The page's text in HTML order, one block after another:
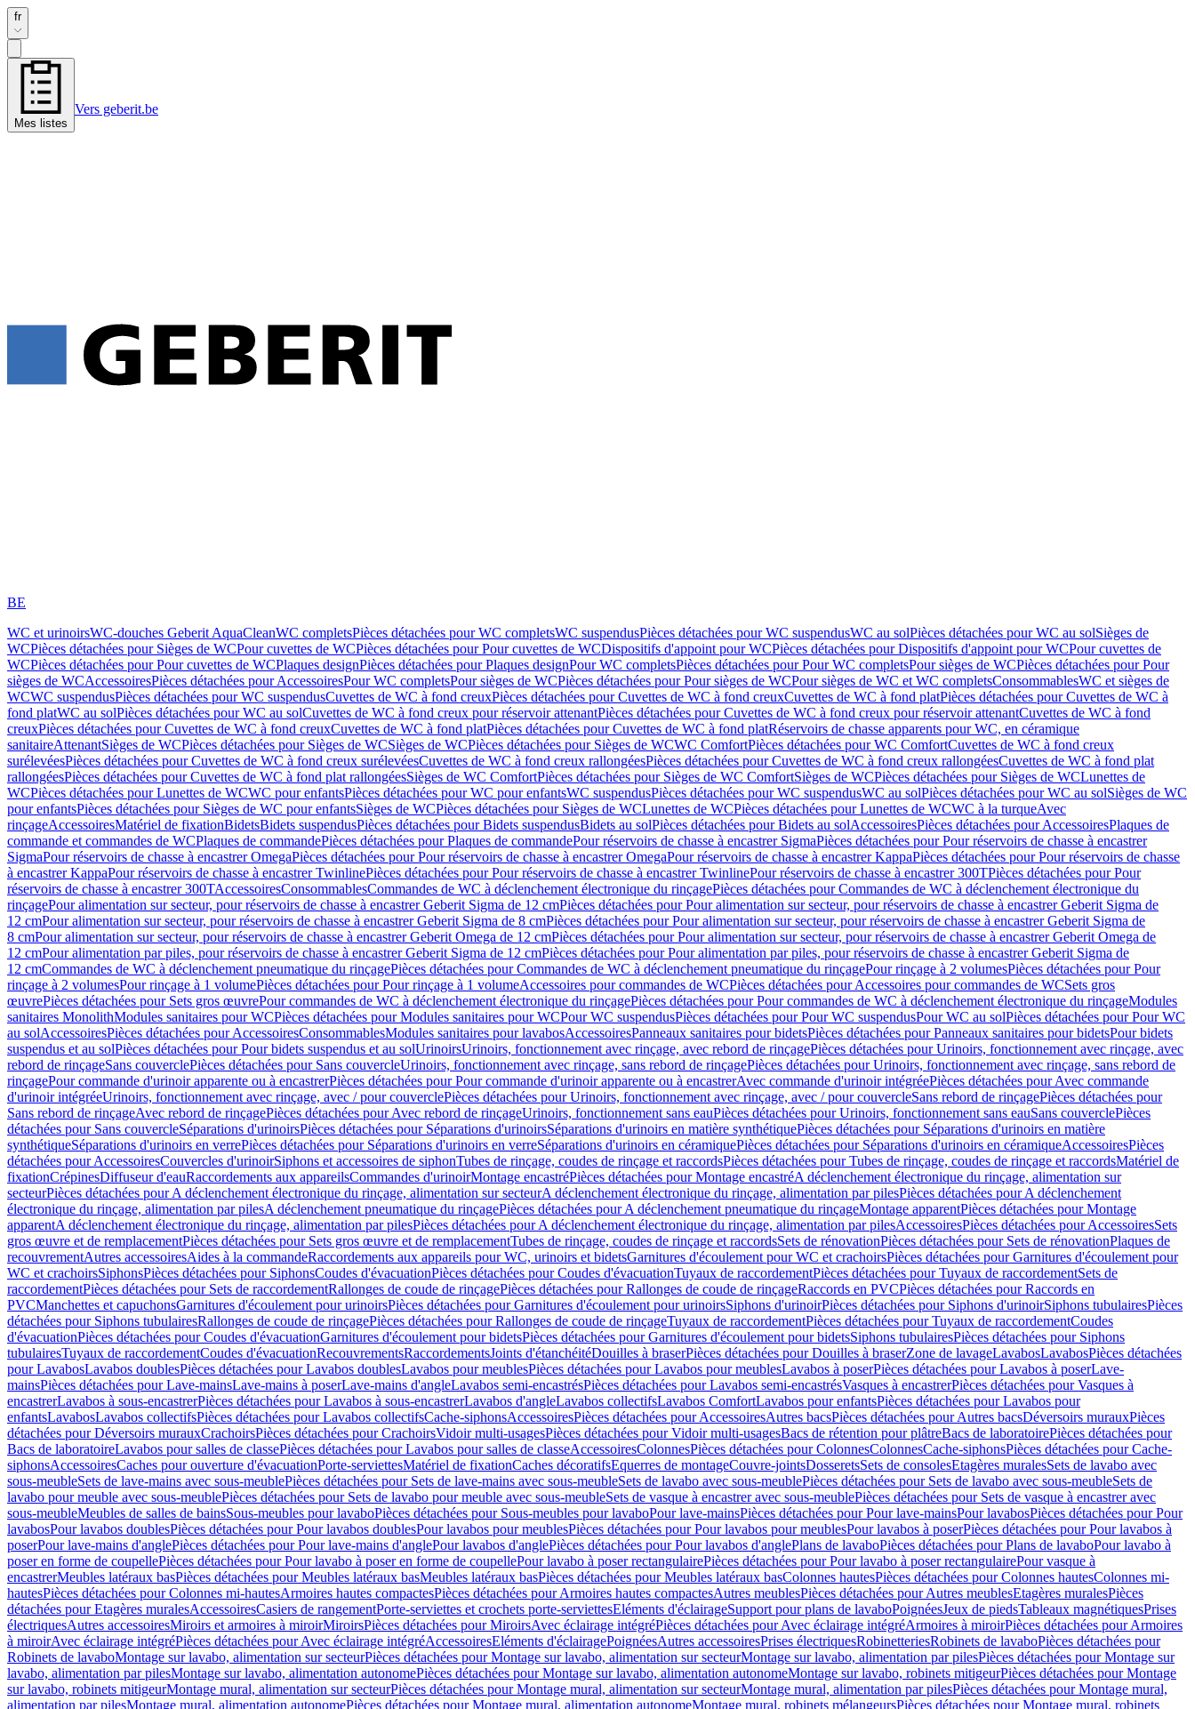
fr
Mes listes
Vers geberit.be
BE
WC et urinoirsWC-douches Geberit AquaCleanWC completsPièces détachées pour WC completsWC suspendusPièces détachées pour WC suspendusWC au solPièces détachées pour WC au solSièges de
WCPièces détachées pour Sièges de WCPour cuvettes de WCPièces détachées pour Pour cuvettes de WCDispositifs d'appoint pour WCPièces détachées pour Dispositifs d'appoint pour WCPour cuvettes de
WCPièces détachées pour Pour cuvettes de WCPlaques designPièces détachées pour Plaques designPour WC completsPièces détachées pour Pour WC completsPour sièges de WCPièces détachées pour Pour
sièges de WCAccessoiresPièces détachées pour AccessoiresPour WC completsPour sièges de WCPièces détachées pour Pour sièges de WCPour sièges de WC et WC completsConsommablesWC et sièges de
WCWC suspendusPièces détachées pour WC suspendusCuvettes de WC à fond creuxPièces détachées pour Cuvettes de WC à fond creuxCuvettes de WC à fond platPièces détachées pour Cuvettes de WC à
fond platWC au solPièces détachées pour WC au solCuvettes de WC à fond creux pour réservoir attenantPièces détachées pour Cuvettes de WC à fond creux pour réservoir attenantCuvettes de WC à fond
creuxPièces détachées pour Cuvettes de WC à fond creuxCuvettes de WC à fond platPièces détachées pour Cuvettes de WC à fond platRéservoirs de chasse apparents pour WC, en céramique
sanitaireAttenantSièges de WCPièces détachées pour Sièges de WCSièges de WCPièces détachées pour Sièges de WCWC ComfortPièces détachées pour WC ComfortCuvettes de WC à fond creux
surélevéesPièces détachées pour Cuvettes de WC à fond creux surélevéesCuvettes de WC à fond creux rallongéesPièces détachées pour Cuvettes de WC à fond creux rallongéesCuvettes de WC à fond plat
rallongéesPièces détachées pour Cuvettes de WC à fond plat rallongéesSièges de WC ComfortPièces détachées pour Sièges de WC ComfortSièges de WCPièces détachées pour Sièges de WCLunettes de
WCPièces détachées pour Lunettes de WCWC pour enfantsPièces détachées pour WC pour enfantsWC suspendusPièces détachées pour WC suspendusWC au solPièces détachées pour WC au solSièges de WC
pour enfantsPièces détachées pour Sièges de WC pour enfantsSièges de WCPièces détachées pour Sièges de WCLunettes de WCPièces détachées pour Lunettes de WCWC à la turqueAvec
rinçageAccessoiresMatériel de fixationBidetsBidets suspendusPièces détachées pour Bidets suspendusBidets au solPièces détachées pour Bidets au solAccessoiresPièces détachées pour AccessoiresPlaques de
commande et commandes de WCPlaques de commandePièces détachées pour Plaques de commandePour réservoirs de chasse à encastrer SigmaPièces détachées pour Pour réservoirs de chasse à encastrer
SigmaPour réservoirs de chasse à encastrer OmegaPièces détachées pour Pour réservoirs de chasse à encastrer OmegaPour réservoirs de chasse à encastrer KappaPièces détachées pour Pour réservoirs de chasse
à encastrer KappaPour réservoirs de chasse à encastrer TwinlinePièces détachées pour Pour réservoirs de chasse à encastrer TwinlinePour réservoirs de chasse à encastrer 300TPièces détachées pour Pour
réservoirs de chasse à encastrer 300TAccessoiresConsommablesCommandes de WC à déclenchement électronique du rinçagePièces détachées pour Commandes de WC à déclenchement électronique du
rinçagePour alimentation sur secteur, pour réservoirs de chasse à encastrer Geberit Sigma de 12 cmPièces détachées pour Pour alimentation sur secteur, pour réservoirs de chasse à encastrer Geberit Sigma de
12 cmPour alimentation sur secteur, pour réservoirs de chasse à encastrer Geberit Sigma de 8 cmPièces détachées pour Pour alimentation sur secteur, pour réservoirs de chasse à encastrer Geberit Sigma de
8 cmPour alimentation sur secteur, pour réservoirs de chasse à encastrer Geberit Omega de 12 cmPièces détachées pour Pour alimentation sur secteur, pour réservoirs de chasse à encastrer Geberit Omega de
12 cmPour alimentation par piles, pour réservoirs de chasse à encastrer Geberit Sigma de 12 cmPièces détachées pour Pour alimentation par piles, pour réservoirs de chasse à encastrer Geberit Sigma de
12 cmCommandes de WC à déclenchement pneumatique du rinçagePièces détachées pour Commandes de WC à déclenchement pneumatique du rinçagePour rinçage à 2 volumesPièces détachées pour Pour
rinçage à 2 volumesPour rinçage à 1 volumePièces détachées pour Pour rinçage à 1 volumeAccessoires pour commandes de WCPièces détachées pour Accessoires pour commandes de WCSets gros
œuvrePièces détachées pour Sets gros œuvrePour commandes de WC à déclenchement électronique du rinçagePièces détachées pour Pour commandes de WC à déclenchement électronique du rinçageModules
sanitaires MonolithModules sanitaires pour WCPièces détachées pour Modules sanitaires pour WCPour WC suspendusPièces détachées pour Pour WC suspendusPour WC au solPièces détachées pour Pour WC
au solAccessoiresPièces détachées pour AccessoiresConsommablesModules sanitaires pour lavabosAccessoiresPanneaux sanitaires pour bidetsPièces détachées pour Panneaux sanitaires pour bidetsPour bidets
suspendus et au solPièces détachées pour Pour bidets suspendus et au solUrinoirsUrinoirs, fonctionnement avec rinçage, avec rebord de rinçagePièces détachées pour Urinoirs, fonctionnement avec rinçage, avec
rebord de rinçageSans couverclePièces détachées pour Sans couvercleUrinoirs, fonctionnement avec rinçage, sans rebord de rinçagePièces détachées pour Urinoirs, fonctionnement avec rinçage, sans rebord de
rinçagePour commande d'urinoir apparente ou à encastrerPièces détachées pour Pour commande d'urinoir apparente ou à encastrerAvec commande d'urinoir intégréePièces détachées pour Avec commande
d'urinoir intégréeUrinoirs, fonctionnement avec rinçage, avec / pour couverclePièces détachées pour Urinoirs, fonctionnement avec rinçage, avec / pour couvercleSans rebord de rinçagePièces détachées pour
Sans rebord de rinçageAvec rebord de rinçagePièces détachées pour Avec rebord de rinçageUrinoirs, fonctionnement sans eauPièces détachées pour Urinoirs, fonctionnement sans eauSans couverclePièces
détachées pour Sans couvercleSéparations d'urinoirsPièces détachées pour Séparations d'urinoirsSéparations d'urinoirs en matière synthétiquePièces détachées pour Séparations d'urinoirs en matière
synthétiqueSéparations d'urinoirs en verrePièces détachées pour Séparations d'urinoirs en verreSéparations d'urinoirs en céramiquePièces détachées pour Séparations d'urinoirs en céramiqueAccessoiresPièces
détachées pour AccessoiresCouvercles d'urinoirSiphons et accessoires de siphonTubes de rinçage, coudes de rinçage et raccordsPièces détachées pour Tubes de rinçage, coudes de rinçage et raccordsMatériel de
fixationCrépinesDiffuseur d'eauRaccordements aux appareilsCommandes d'urinoirMontage encastréPièces détachées pour Montage encastréA déclenchement électronique du rinçage, alimentation sur
secteurPièces détachées pour A déclenchement électronique du rinçage, alimentation sur secteurA déclenchement électronique du rinçage, alimentation par pilesPièces détachées pour A déclenchement
électronique du rinçage, alimentation par pilesA déclenchement pneumatique du rinçagePièces détachées pour A déclenchement pneumatique du rinçageMontage apparentPièces détachées pour Montage
apparentA déclenchement électronique du rinçage, alimentation par pilesPièces détachées pour A déclenchement électronique du rinçage, alimentation par pilesAccessoiresPièces détachées pour AccessoiresSets
gros œuvre et de remplacementPièces détachées pour Sets gros œuvre et de remplacementTubes de rinçage, coudes de rinçage et raccordsSets de rénovationPièces détachées pour Sets de rénovationPlaques de
recouvrementAutres accessoiresAides à la commandeRaccordements aux appareils pour WC, urinoirs et bidetsGarnitures d'écoulement pour WC et crachoirsPièces détachées pour Garnitures d'écoulement pour
WC et crachoirsSiphonsPièces détachées pour SiphonsCoudes d'évacuationPièces détachées pour Coudes d'évacuationTuyaux de raccordementPièces détachées pour Tuyaux de raccordementSets de
raccordementPièces détachées pour Sets de raccordementRallonges de coude de rinçagePièces détachées pour Rallonges de coude de rinçageRaccords en PVCPièces détachées pour Raccords en
PVCManchettes et capuchonsGarnitures d'écoulement pour urinoirsPièces détachées pour Garnitures d'écoulement pour urinoirsSiphons d'urinoirPièces détachées pour Siphons d'urinoirSiphons tubulairesPièces
détachées pour Siphons tubulairesRallonges de coude de rinçagePièces détachées pour Rallonges de coude de rinçageTuyaux de raccordementPièces détachées pour Tuyaux de raccordementCoudes
d'évacuationPièces détachées pour Coudes d'évacuationGarnitures d'écoulement pour bidetsPièces détachées pour Garnitures d'écoulement pour bidetsSiphons tubulairesPièces détachées pour Siphons
tubulairesTuyaux de raccordementCoudes d'évacuationRecouvrementsRaccordementsJoints d'étanchéitéDouilles à braserPièces détachées pour Douilles à braserZone de lavageLavabosLavabosPièces détachées
pour LavabosLavabos doublesPièces détachées pour Lavabos doublesLavabos pour meublesPièces détachées pour Lavabos pour meublesLavabos à poserPièces détachées pour Lavabos à poserLave-
mainsPièces détachées pour Lave-mainsLave-mains à poserLave-mains d'angleLavabos semi-encastrésPièces détachées pour Lavabos semi-encastrésVasques à encastrerPièces détachées pour Vasques à
encastrerLavabos à sous-encastrerPièces détachées pour Lavabos à sous-encastrerLavabos d'angleLavabos collectifsLavabos ComfortLavabos pour enfantsPièces détachées pour Lavabos pour
enfantsLavabosLavabos collectifsPièces détachées pour Lavabos collectifsCache-siphonsAccessoiresPièces détachées pour AccessoiresAutres bacsPièces détachées pour Autres bacsDéversoirs murauxPièces
détachées pour Déversoirs murauxCrachoirsPièces détachées pour CrachoirsVidoir multi-usagesPièces détachées pour Vidoir multi-usagesBacs de rétention pour plâtreBacs de laboratoirePièces détachées pour
Bacs de laboratoireLavabos pour salles de classePièces détachées pour Lavabos pour salles de classeAccessoiresColonnesPièces détachées pour ColonnesColonnesCache-siphonsPièces détachées pour Cache-
siphonsAccessoiresCaches pour ouverture d'évacuationPorte-serviettesMatériel de fixationCaches décoratifsEquerres de montageCouvre-jointsDosseretsSets de consolesEtagères muralesSets de lavabo avec
sous-meubleSets de lave-mains avec sous-meublePièces détachées pour Sets de lave-mains avec sous-meubleSets de lavabo avec sous-meublePièces détachées pour Sets de lavabo avec sous-meubleSets de
lavabo pour meuble avec sous-meublePièces détachées pour Sets de lavabo pour meuble avec sous-meubleSets de vasque à encastrer avec sous-meublePièces détachées pour Sets de vasque à encastrer avec
sous-meubleMeubles de salles de bainsSous-meubles pour lavaboPièces détachées pour Sous-meubles pour lavaboPour lave-mainsPièces détachées pour Pour lave-mainsPour lavabosPièces détachées pour Pour
lavabosPour lavabos doublesPièces détachées pour Pour lavabos doublesPour lavabos pour meublesPièces détachées pour Pour lavabos pour meublesPour lavabos à poserPièces détachées pour Pour lavabos à
poserPour lave-mains d'anglePièces détachées pour Pour lave-mains d'anglePour lavabos d'anglePièces détachées pour Pour lavabos d'anglePlans de lavaboPièces détachées pour Plans de lavaboPour lavabo à
poser en forme de coupellePièces détachées pour Pour lavabo à poser en forme de coupellePour lavabo à poser rectangulairePièces détachées pour Pour lavabo à poser rectangulairePour vasque à
encastrerMeubles latéraux basPièces détachées pour Meubles latéraux basMeubles latéraux basPièces détachées pour Meubles latéraux basColonnes hautesPièces détachées pour Colonnes hautesColonnes mi-
hautesPièces détachées pour Colonnes mi-hautesArmoires hautes compactesPièces détachées pour Armoires hautes compactesAutres meublesPièces détachées pour Autres meublesEtagères muralesPièces
détachées pour Etagères muralesAccessoiresCasiers de rangementPorte-serviettes et crochets porte-serviettesEléments d'éclairageSupport pour plans de lavaboPoignéesJeux de piedsTableaux magnétiquesPrises
électriquesAutres accessoiresMiroirs et armoires à miroirMiroirsPièces détachées pour MiroirsAvec éclairage intégréPièces détachées pour Avec éclairage intégréArmoires à miroirPièces détachées pour Armoires
à miroirAvec éclairage intégréPièces détachées pour Avec éclairage intégréAccessoiresEléments d'éclairagePoignéesAutres accessoiresPrises électriquesRobinetteriesRobinets de lavaboPièces détachées pour
Robinets de lavaboMontage sur lavabo, alimentation sur secteurPièces détachées pour Montage sur lavabo, alimentation sur secteurMontage sur lavabo, alimentation par pilesPièces détachées pour Montage sur
lavabo, alimentation par pilesMontage sur lavabo, alimentation autonomePièces détachées pour Montage sur lavabo, alimentation autonomeMontage sur lavabo, robinets mitigeurPièces détachées pour Montage
sur lavabo, robinets mitigeurMontage mural, alimentation sur secteurPièces détachées pour Montage mural, alimentation sur secteurMontage mural, alimentation par pilesPièces détachées pour Montage mural,
alimentation par pilesMontage mural, alimentation autonomePièces détachées pour Montage mural, alimentation autonomeMontage mural, robinets mélangeursPièces détachées pour Montage mural, robinets